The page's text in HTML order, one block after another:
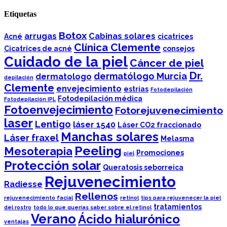
Etiquetas
Acné arrugas Botox Cabinas solares cicatrices
Cicatrices de acné Clínica Clemente consejos
Cuidado de la piel Cáncer de piel
depilación dermatologo dermatólogo Murcia Dr.
Clemente envejecimiento estrías Fotodepilación
Fotodepilación IPL Fotodepilación médica
Fotoenvejecimiento Fotorejuvenecimiento
laser Lentigo láser 1540 Láser CO2 fraccionado
Láser fraxel Manchas solares Melasma
Mesoterapia Peeling piel Promociones
Protección solar Queratosis seborreica
Radiesse Rejuvenecimiento
rejuvenecimiento facial Rellenos retinol tips para rejuvenecer la piel
del rostro todo lo que querías saber sobre el retinol tratamientos
ventajas VeranoÁcido hialurónico